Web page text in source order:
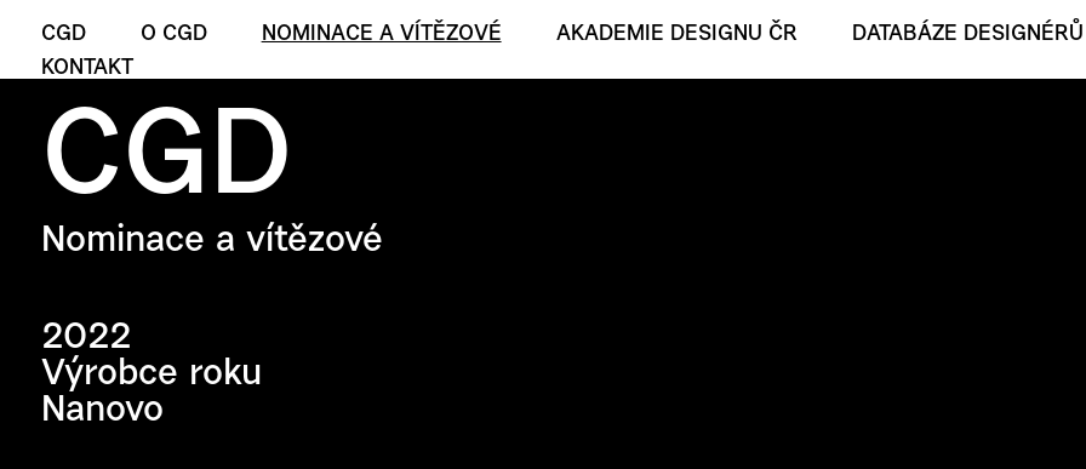
CGD O CGD NOMINACE A VÍTĚZOVÉ AKADEMIE DESIGNU ČR DATABÁZE DESIGNÉRŮ
KONTAKT
CGD
Nominace a vítězové
2022
Výrobce roku
Nanovo